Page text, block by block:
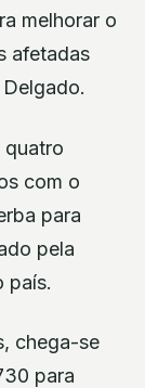
melhorar o
afetadas
quatro
com o
para
pela
país.
chega-se
para